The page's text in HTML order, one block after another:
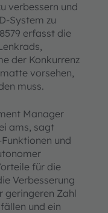
verbessern und
System zu
erfasst die
der Konkurrenz
vorsehen,
muss.
Manager
ams, sagt
und
für die
Verbesserung
geringeren Zahl
und ein